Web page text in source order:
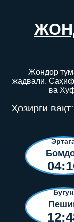
Жондор
жадвали.
ва
Ҳозирги вақт:
Бугун